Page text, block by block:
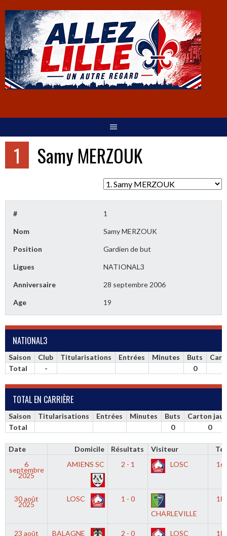
1 Samy MERZOUK
# 1
Nom Samy MERZOUK
Position Gardien de but
Ligues NATIONAL3
Anniversaire 28 septembre 2006
Age 19
NATIONAL3
Saison Club Titularisations Entrées Minutes Buts
Total
- 0
TOTAL EN CARRIÈRE
Saison Titularisations Entrées Minutes Buts
Carton
Total
0 0
Date Domicile Résultats Visiteur
6
septembre
2025
AMIENS SC 2 - 1 LOSC
30 août
2025
LOSC
1 - 0
CHARLEVILLE
23 août BALAGNE 2 - 0 LOSC